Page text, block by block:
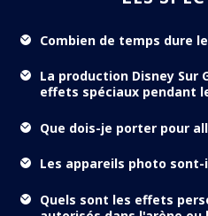
Combien de temps dure
La production Disney Sur
effets spéciaux pendant
Que dois-je porter pour
Les appareils photo
Quels sont les effets